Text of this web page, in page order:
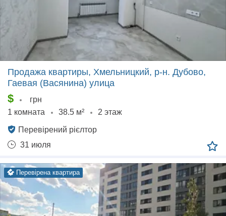
Продажа квартиры, Хмельницкий, р‑н. Дубово,
Гаевая (Васянина) улица
$
грн
1 комната
38.5 м² 2 этаж
Перевірений рієлтор
31 июля
перевірена квартира